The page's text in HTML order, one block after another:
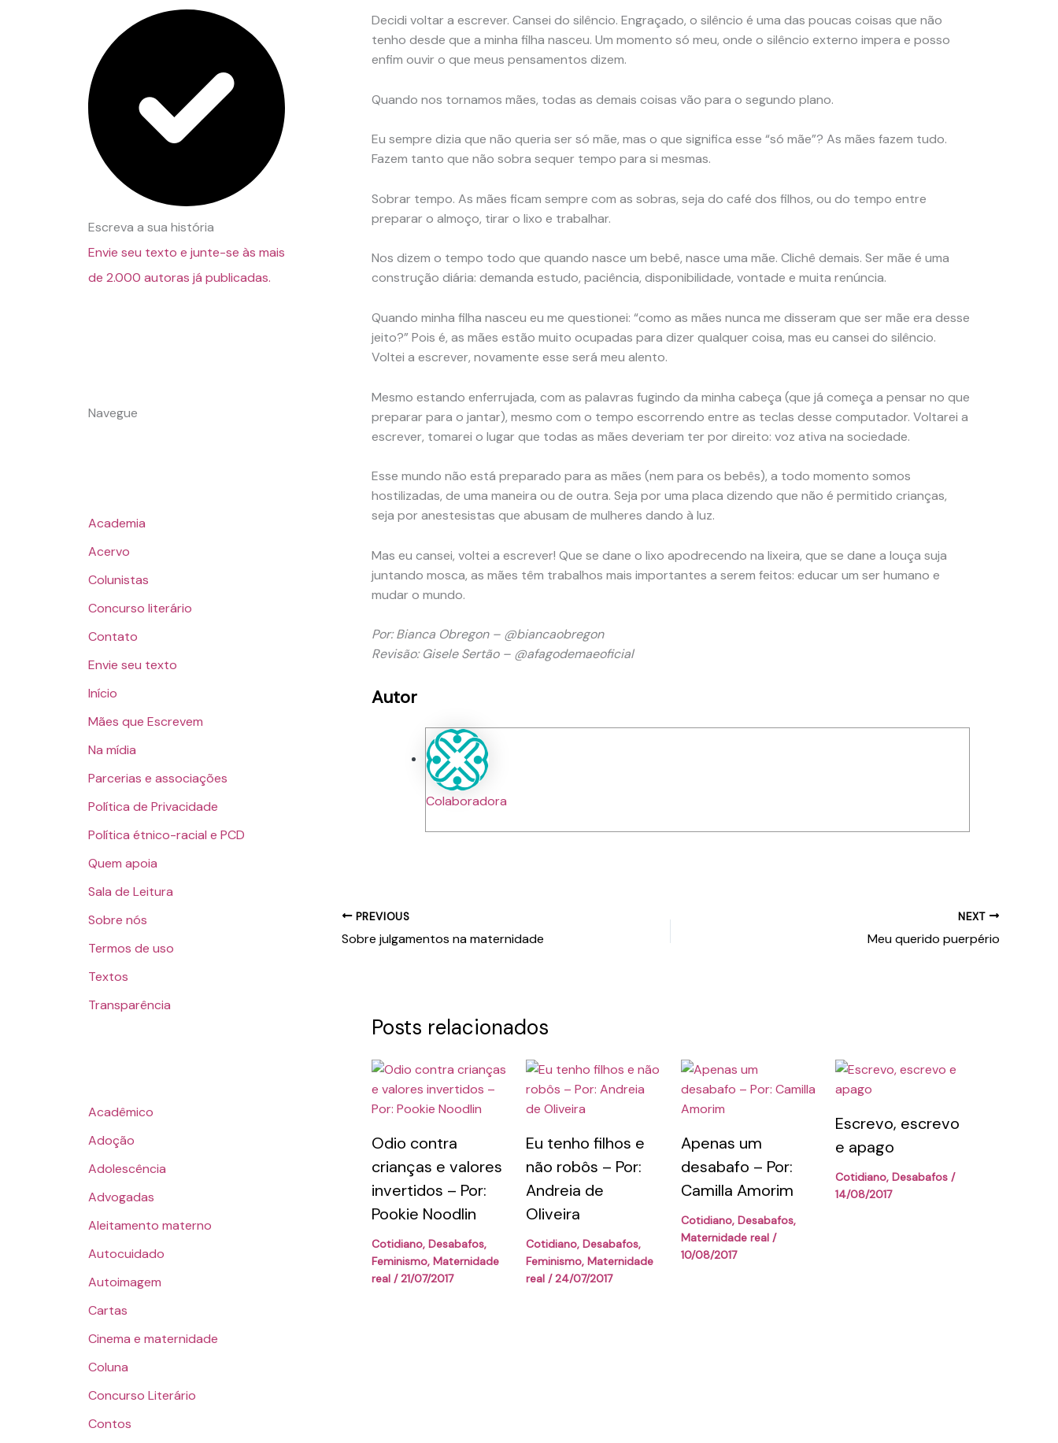
Escreva a sua história
Envie seu texto e junte-se às mais
de 2.000 autoras já publicadas.
Navegue
Academia
Acervo
Colunistas
Concurso literário
Contato
Envie seu texto
Início
Mães que Escrevem
Na mídia
Parcerias e associações
Política de Privacidade
Política étnico-racial e PCD
Quem apoia
Sala de Leitura
Sobre nós
Termos de uso
Textos
Transparência
Acadêmico
Adoção
Adolescência
Advogadas
Aleitamento materno
Autocuidado
Autoimagem
Cartas
Cinema e maternidade
Coluna
Concurso Literário
Contos
Decidi voltar a escrever. Cansei do silêncio. Engraçado, o silêncio é uma das poucas coisas que não
tenho desde que a minha filha nasceu. Um momento só meu, onde o silêncio externo impera e posso
enfim ouvir o que meus pensamentos dizem.
Quando nos tornamos mães, todas as demais coisas vão para o segundo plano.
Eu sempre dizia que não queria ser só mãe, mas o que significa esse “só mãe”? As mães fazem tudo.
Fazem tanto que não sobra sequer tempo para si mesmas.
Sobrar tempo. As mães ficam sempre com as sobras, seja do café dos filhos, ou do tempo entre
preparar o almoço, tirar o lixo e trabalhar.
Nos dizem o tempo todo que quando nasce um bebê, nasce uma mãe. Clichê demais. Ser mãe é uma
construção diária: demanda estudo, paciência, disponibilidade, vontade e muita renúncia.
Quando minha filha nasceu eu me questionei: “como as mães nunca me disseram que ser mãe era desse
jeito?” Pois é, as mães estão muito ocupadas para dizer qualquer coisa, mas eu cansei do silêncio.
Voltei a escrever, novamente esse será meu alento.
Mesmo estando enferrujada, com as palavras fugindo da minha cabeça (que já começa a pensar no que
preparar para o jantar), mesmo com o tempo escorrendo entre as teclas desse computador. Voltarei a
escrever, tomarei o lugar que todas as mães deveriam ter por direito: voz ativa na sociedade.
Esse mundo não está preparado para as mães (nem para os bebês), a todo momento somos
hostilizadas, de uma maneira ou de outra. Seja por uma placa dizendo que não é permitido crianças,
seja por anestesistas que abusam de mulheres dando à luz.
Mas eu cansei, voltei a escrever! Que se dane o lixo apodrecendo na lixeira, que se dane a louça suja
juntando mosca, as mães têm trabalhos mais importantes a serem feitos: educar um ser humano e
mudar o mundo.
Por: Bianca Obregon – @biancaobregon
Revisão: Gisele Sertão – @afagodemaeoficial
Autor
Colaboradora
PREVIOUS
Sobre julgamentos na maternidade
NEXT
Meu querido puerpério
Posts relacionados
Odio contra
crianças e valores
invertidos – Por:
Pookie Noodlin
Cotidiano, Desabafos,
Feminismo, Maternidade
real /21/07/2017
Eu tenho filhos e
não robôs – Por:
Andreia de
Oliveira
Cotidiano,Desabafos,
Feminismo,Maternidade
real /24/07/2017
Apenas um
desabafo – Por:
Camilla Amorim
Cotidiano, Desabafos,
Maternidade real/
10/08/2017
Escrevo, escrevo
e apago
Cotidiano, Desabafos/
14/08/2017